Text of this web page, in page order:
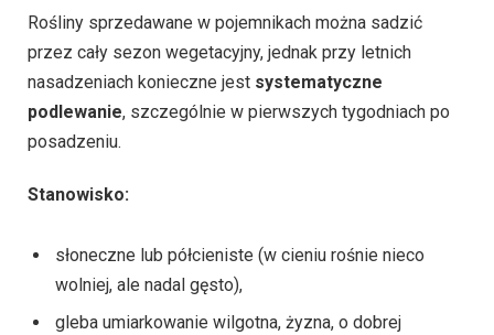
Rośliny sprzedawane w pojemnikach można sadzić
przez cały sezon wegetacyjny, jednak przy letnich
nasadzeniach konieczne jest systematyczne
podlewanie, szczególnie w pierwszych tygodniach po
posadzeniu.
Stanowisko:
słoneczne lub półcieniste (w cieniu rośnie nieco
wolniej, ale nadal gęsto),
gleba umiarkowanie wilgotna, żyzna, o dobrej